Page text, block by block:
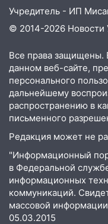
04:47 В
ракетную
20:40
купить
до декабря
19:34 В
состоялось
мероприятие,
празднованию
следствия
19:30
поддержать
на фестивале
Учредитель - ИП
© 2014-2026 Новости
Все права защищены.
данном веб-сайте,
персонального
дальнейшему
распространению в
письменного
Редакция может не
"Информационный
в Федеральной
информационных
коммуникаций.
массовой
05.03.2015